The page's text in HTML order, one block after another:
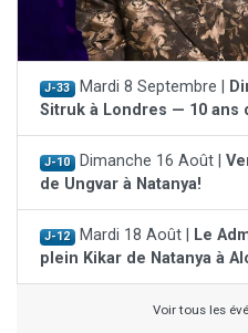
J-33 Mardi 8 Septembre |
Sitruk à Londres — 10 ans
J-10 Dimanche 16 Août |
de Ungvar à Natanya!
J-12 Mardi 18 Août |
Le
plein Kikar de Natanya à
Voir tous les